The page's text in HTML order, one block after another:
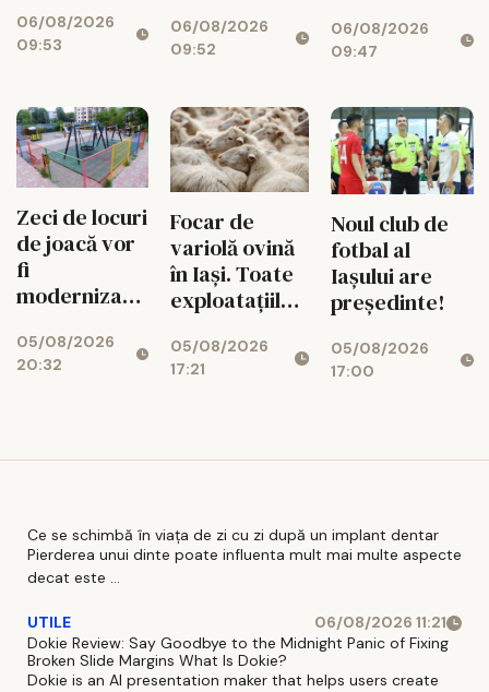
dintre câmp
și rafturile
06/08/2026
09:53
06/08/2026
09:52
urcă la 38 de
grade,
noapte
tropicală
06/08/2026
09:47
Zeci de locuri
de joacă vor
fi
modernizate,
vor avea
zone de
05/08/2026
20:32
Focar de
variolă ovină
în Iași. Toate
exploatațiile
fi verificate
05/08/2026
17:21
Noul club de
fotbal al
Iașului are
președinte!
05/08/2026
17:00
Ce se schimbă în viața de zi cu zi după un implant dentar
Pierderea unui dinte poate influenta mult mai multe aspecte
decat este ...
UTILE
06/08/2026 11:21
Dokie Review: Say Goodbye to the Midnight Panic of Fixing
Broken Slide Margins What Is Dokie?
Dokie is an AI presentation maker that helps users create